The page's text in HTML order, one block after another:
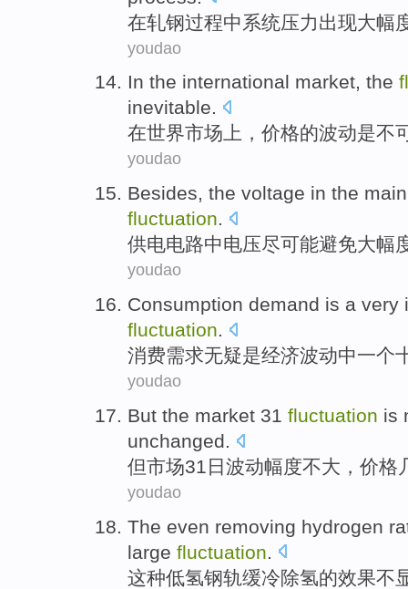
在轧钢过程中系统压力出现大幅
youdao
In the international market, the
inevitable.
在世界市场上 ， 价格的波动是不
youdao
Besides, the voltage in the
fluctuation.
供电电路中电压尽可能避免大幅
youdao
Consumption demand is a very
fluctuation.
消费需求无疑是经济波动中一个
youdao
But the market 31 fluctuation is
unchanged.
但市场31日 波动幅度不大 ， 价格
youdao
The even removing hydrogen
large fluctuation
这种低氢钢轨缓冷除氢的效果不